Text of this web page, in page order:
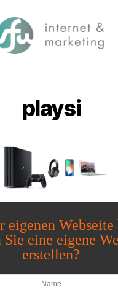
playsi
eigenen Webseite
eine eigene
erstellen?